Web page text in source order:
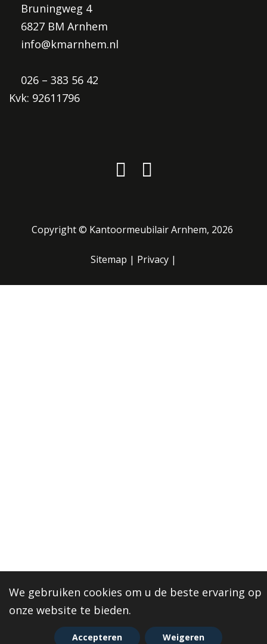
Bruningweg 4
6827 BM Arnhem
info@kmarnhem.nl
026 – 383 56 42
Kvk: 92611796
Copyright © Kantoormeubilair Arnhem, 2026
Sitemap | Privacy |
We gebruiken cookies om u de beste ervaring op
onze website te bieden.
Accepteren Weigeren